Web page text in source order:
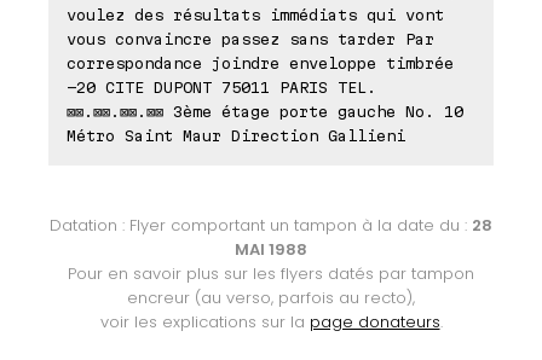
voulez des résultats immédiats qui vont
vous convaincre passez sans tarder Par
correspondance joindre enveloppe timbrée
-20 CITE DUPONT 75011 PARIS TEL.
⊠⊠.⊠⊠.⊠⊠.⊠⊠ 3ème étage porte gauche No. 10
Métro Saint Maur Direction Gallieni
Datation : Flyer comportant un tampon à la date du : 28
MAI 1988
Pour en savoir plus sur les flyers datés par tampon
encreur (au verso, parfois au recto),
voir les explications sur la page donateurs.